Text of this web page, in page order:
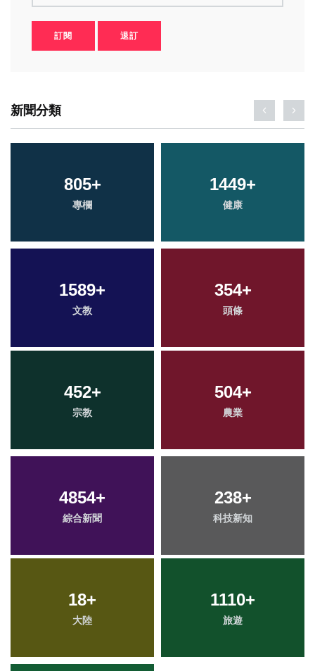
訂閱 退訂
新聞分類
805+
專欄
1449+
健康
1589+
文教
354+
頭條
452+
宗教
504+
農業
4854+
綜合新聞
238+
科技新知
18+
大陸
1110+
旅遊